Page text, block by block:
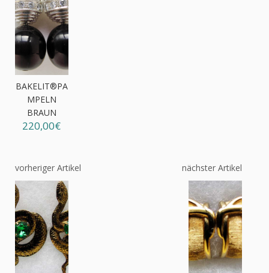
BAKELIT®PA
MPELN
BRAUN
220,00€
vorheriger Artikel nächster Artikel